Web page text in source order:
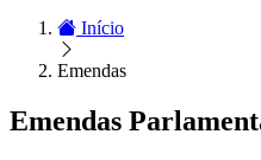
Início
Emendas
Emendas